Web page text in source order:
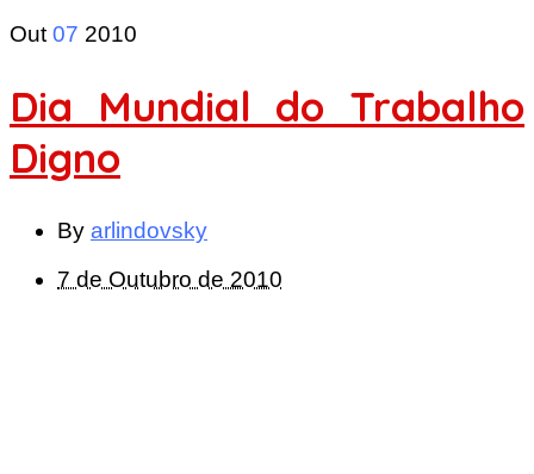
Out 07 2010
Dia Mundial do Trabalho
Digno
By arlindovsky
7 de Outubro de 2010